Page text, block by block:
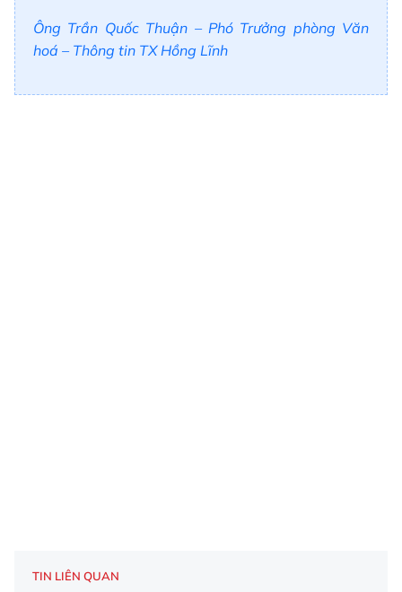
Ông Trần Quốc Thuận – Phó Trưởng phòng Văn
hoá – Thông tin TX Hồng Lĩnh
TIN LIÊN QUAN